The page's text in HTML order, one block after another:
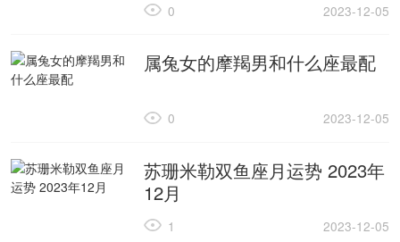
2023-12-05
0
属兔女的摩羯男和什么座最配
2023-12-05
0
苏珊米勒双鱼座月运势 2023年
12月
2023-12-05
1